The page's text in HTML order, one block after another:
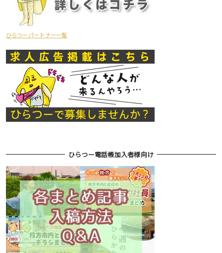
ひらつーパートナー一覧
ひらつー電話帳加入者様向け